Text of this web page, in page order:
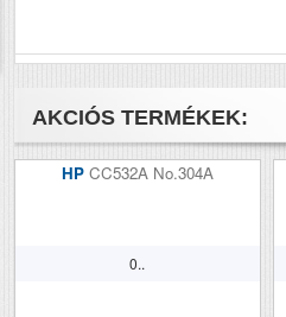
AKCIÓS TERMÉKEK:
HP CC532A No.304A
0..